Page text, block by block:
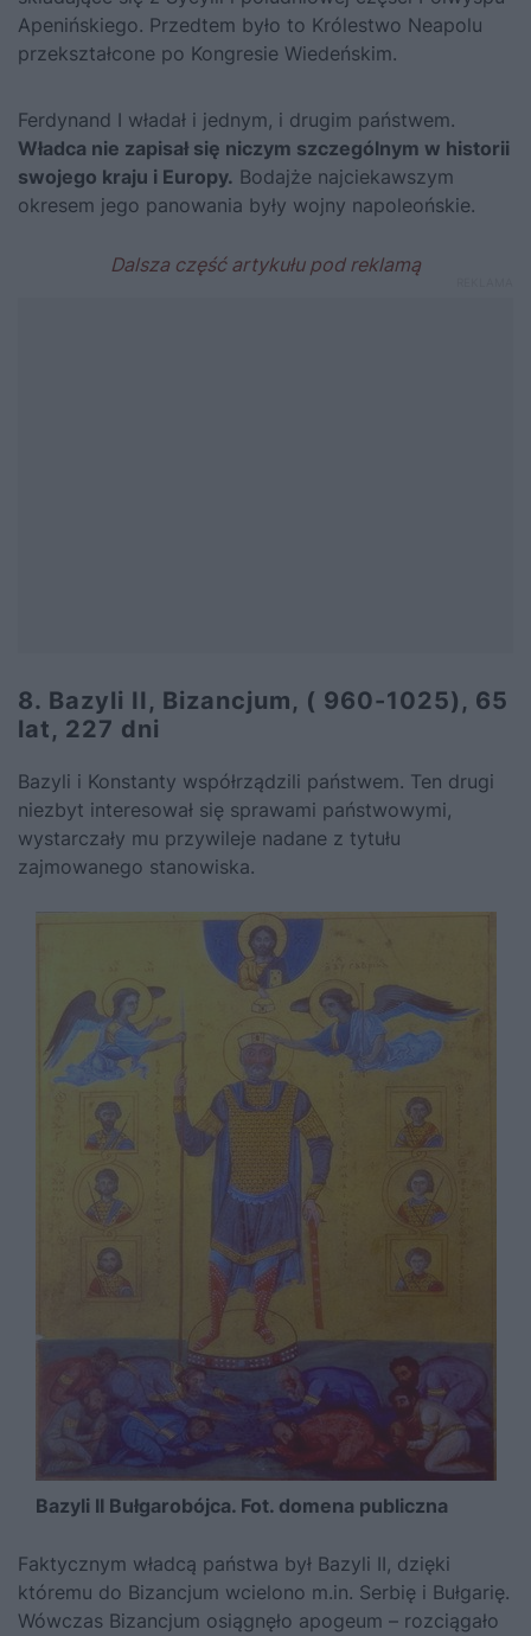
Apenińskiego. Przedtem było to Królestwo Neapolu
przekształcone po Kongresie Wiedeńskim.
Ferdynand I władał i jednym, i drugim państwem.
Władca nie zapisał się niczym szczególnym w historii
swojego kraju i Europy. Bodajże najciekawszym
okresem jego panowania były wojny napoleońskie.
8. Bazyli II, Bizancjum, ( 960-1025), 65
lat, 227 dni
Bazyli i Konstanty współrządzili państwem. Ten drugi
niezbyt interesował się sprawami państwowymi,
wystarczały mu przywileje nadane z tytułu
zajmowanego stanowiska.
Bazyli II Bułgarobójca. Fot. domena publiczna
Faktycznym władcą państwa był Bazyli II, dzięki
któremu do Bizancjum wcielono m.in. Serbię i Bułgarię.
Wówczas Bizancjum osiągnęło apogeum – rozciągało